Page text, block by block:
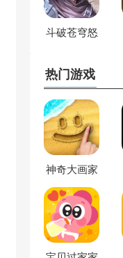
斗破苍穹怒
热门游戏
神奇大画家